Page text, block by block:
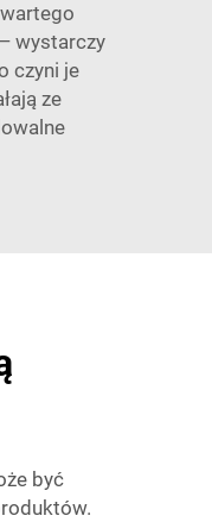
wystarczy
czyni je
ze
być